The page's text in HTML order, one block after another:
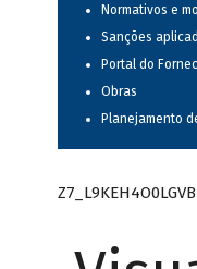
Normativos e
Sanções
Portal do
Obras
Planejamento